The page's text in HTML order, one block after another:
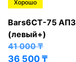
Хорошо
Bars6СТ-75 АПЗ
(левый+)
41 000₸
36 500₸